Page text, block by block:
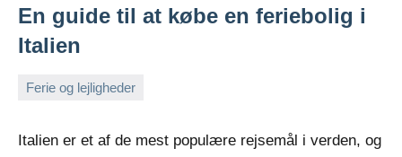
En guide til at købe en feriebolig i
Italien
Ferie og lejligheder
november
2024
Italien er et af de mest populære rejsemål i verden, og